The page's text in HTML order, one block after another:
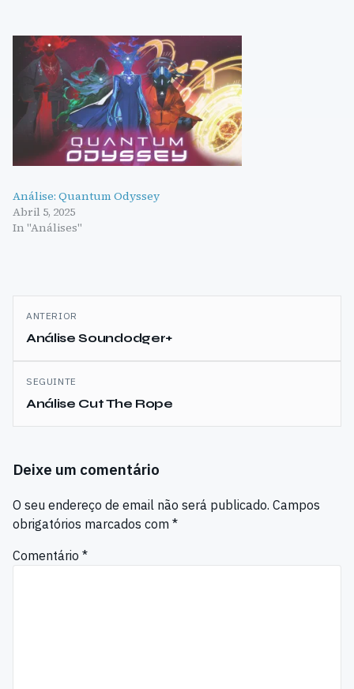
Análise: Quantum Odyssey
Abril 5, 2025
In "Análises"
Navegação
de
artigos
ANTERIOR
Análise Soundodger+
SEGUINTE
Análise Cut The Rope
Deixe um comentário
O seu endereço de email não será publicado. Campos
obrigatórios marcados com *
Comentário *